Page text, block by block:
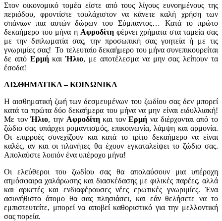
Στον οικονομικό τομέα είστε από τους λίγους ευνοημένους της
περιόδου, φροντίστε τουλάχιστον να κάνετε καλή χρήση των
σπάνιων πια αυτών δώρων του Σύμπαντος… Κατά το πρώτο
δεκαήμερο του μήνα η Αφροδίτηφέρνει χρήματα στα ταμεία σας
με την διπλωματία σας, την προσωπική σας γοητεία ή με τις
γνωριμίες σας! Το τελευταίο δεκαήμερο του μήνα συνεπικουρείται
δε από ΕρμήκαιΉλιο, με αποτέλεσμα να μην σας λείπουν τα
έσοδα!
ΑΙΣΘΗΜΑΤΙΚΑ – ΚΟΙΝΩΝΙΚΑ
Η αισθηματική ζωή των δεσμευμένων του ζωδίου σας δεν μπορεί
κατά τα πρώτα δύο δεκαήμερα του μήνα να μην είναι ειδυλλιακή!
Με τονΉλιο, την Αφροδίτηκαι τονΕρμή να διέρχονται από το
ζώδιο σας υπάρχει ρομαντισμός, επικοινωνία, λάμψη και αρμονία.
Οι επιρροές συνεχίζουν και κατά το τρίτο δεκαήμερο να είναι
καλές, αν και οι πλανήτες θα έχουν εγκαταλείψει το ζώδιο σας.
Απολαύστε λοιπόν ένα υπέροχο μήνα!
Οι ελεύθεροι του ζωδίου σας θα απολαύσουν μια υπέροχη
ατμόσφαιρα χαλάρωσης και διασκέδασης με φιλικές παρέες, αλλά
και αρκετές και ενδιαφέρουσες νέες ερωτικές γνωριμίες. Ένα
ασυνήθιστο άτομο θα σας πλησιάσει, και εάν θελήσετε να το
εμπιστευτείτε, μπορεί να αποβεί καθοριστικό για την μελλοντική
σας πορεία.